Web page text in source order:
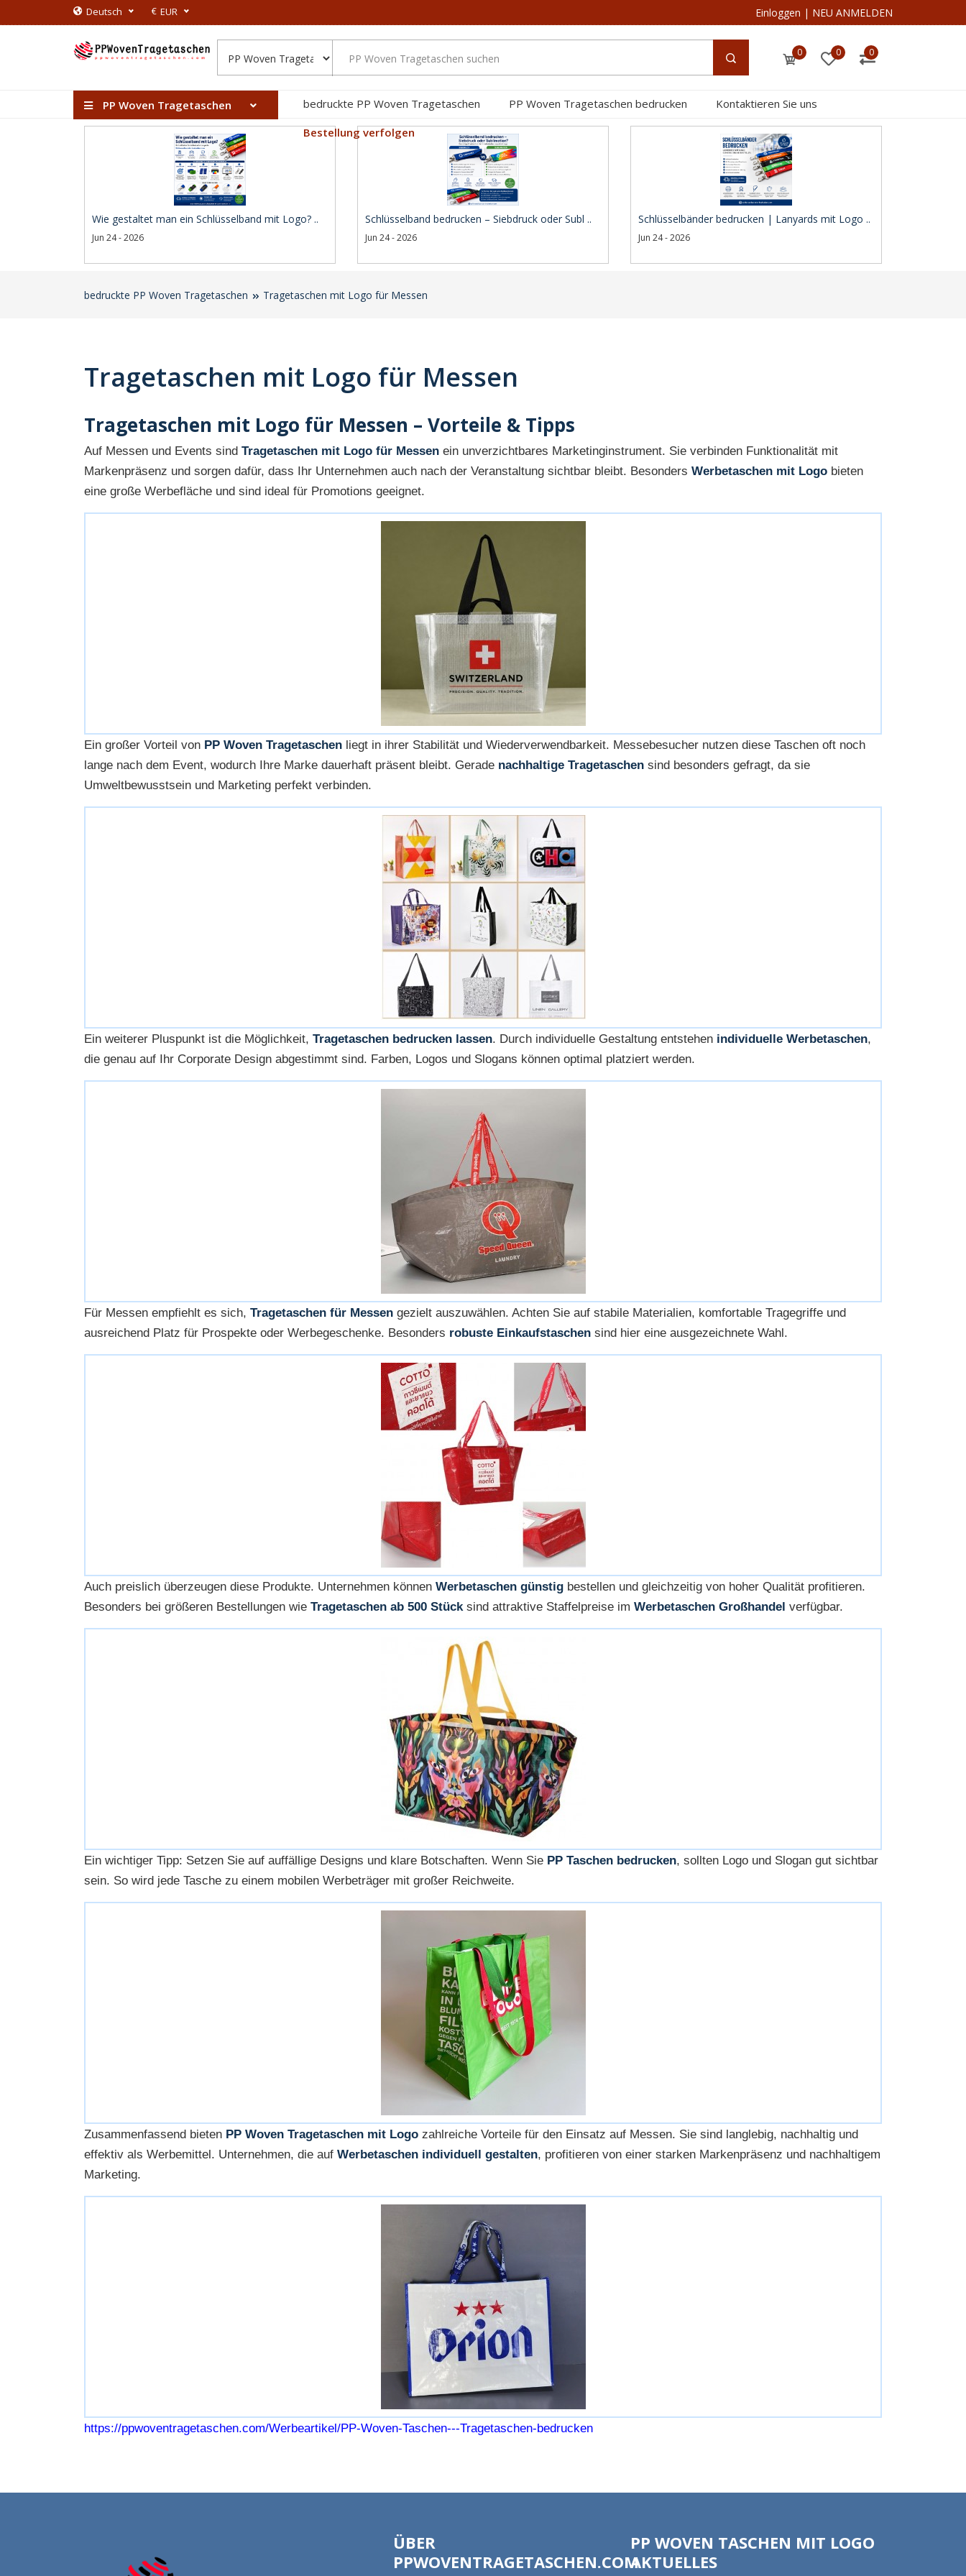
Deutsch € EUR Einloggen | NEU ANMELDEN
0 0 0
PP Woven Tragetaschen bedruckte PP Woven Tragetaschen PP Woven Tragetaschen bedrucken
Kontaktieren Sie uns
Bestellung verfolgen
Wie gestaltet man ein Schlüsselband mit Logo? ..
Jun 24 - 2026
Schlüsselband bedrucken – Siebdruck oder Subl ..
Jun 24 - 2026
Schlüsselbänder bedrucken | Lanyards mit Logo ..
Jun 24 - 2026
bedruckte PP Woven Tragetaschen Tragetaschen mit Logo für Messen
Tragetaschen mit Logo für Messen
Tragetaschen mit Logo für Messen – Vorteile & Tipps
Auf Messen und Events sind Tragetaschen mit Logo für Messen ein unverzichtbares Marketinginstrument. Sie verbinden Funktionalität mit
Markenpräsenz und sorgen dafür, dass Ihr Unternehmen auch nach der Veranstaltung sichtbar bleibt. Besonders Werbetaschen mit Logo bieten
eine große Werbefläche und sind ideal für Promotions geeignet.
Ein großer Vorteil von PP Woven Tragetaschen liegt in ihrer Stabilität und Wiederverwendbarkeit. Messebesucher nutzen diese Taschen oft noch
lange nach dem Event, wodurch Ihre Marke dauerhaft präsent bleibt. Gerade nachhaltige Tragetaschen sind besonders gefragt, da sie
Umweltbewusstsein und Marketing perfekt verbinden.
Ein weiterer Pluspunkt ist die Möglichkeit, Tragetaschen bedrucken lassen. Durch individuelle Gestaltung entstehen individuelle Werbetaschen,
die genau auf Ihr Corporate Design abgestimmt sind. Farben, Logos und Slogans können optimal platziert werden.
Für Messen empfiehlt es sich, Tragetaschen für Messen gezielt auszuwählen. Achten Sie auf stabile Materialien, komfortable Tragegriffe und
ausreichend Platz für Prospekte oder Werbegeschenke. Besonders robuste Einkaufstaschen sind hier eine ausgezeichnete Wahl.
Auch preislich überzeugen diese Produkte. Unternehmen können Werbetaschen günstig bestellen und gleichzeitig von hoher Qualität profitieren.
Besonders bei größeren Bestellungen wie Tragetaschen ab 500 Stücksind attraktive Staffelpreise im Werbetaschen Großhandel verfügbar.
Ein wichtiger Tipp: Setzen Sie auf auffällige Designs und klare Botschaften. Wenn Sie PP Taschen bedrucken, sollten Logo und Slogan gut sichtbar
sein. So wird jede Tasche zu einem mobilen Werbeträger mit großer Reichweite.
Zusammenfassend bieten PP Woven Tragetaschen mit Logo zahlreiche Vorteile für den Einsatz auf Messen. Sie sind langlebig, nachhaltig und
effektiv als Werbemittel. Unternehmen, die auf Werbetaschen individuell gestalten, profitieren von einer starken Markenpräsenz und nachhaltigem
Marketing.
https://ppwoventragetaschen.com/Werbeartikel/PP-Woven-Taschen---Tragetaschen-bedrucken
ÜBER
PPWOVENTRAGETASCHEN.COM
PP WOVEN TASCHEN MIT LOGO
AKTUELLES